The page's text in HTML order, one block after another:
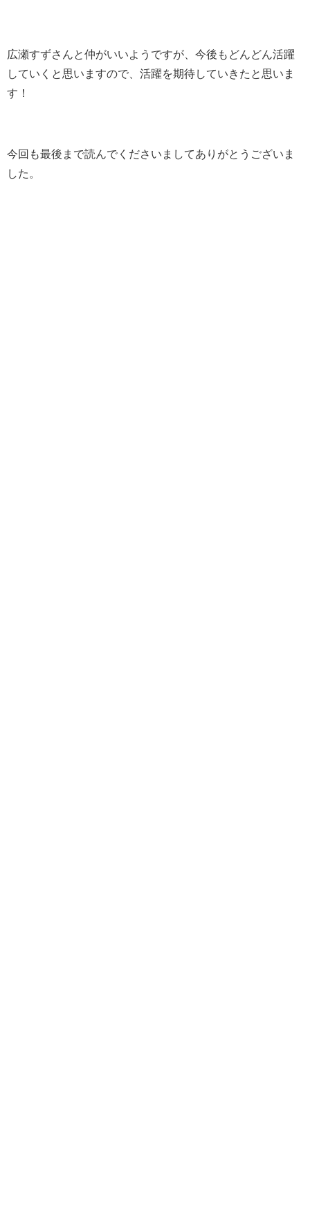
広瀬すずさんと仲がいいようですが、今後もどんどん活躍
していくと思いますので、活躍を期待していきたと思いま
す！
今回も最後まで読んでくださいましてありがとうございま
した。